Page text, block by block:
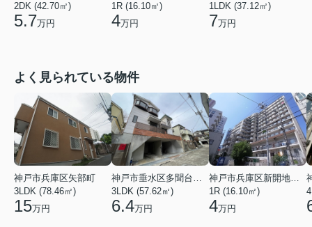
2DK (42.70㎡)
5.7万円
1R (16.10㎡)
4万円
1LDK (37.12㎡)
7万円
よく見られている物件
神戸市兵庫区矢部町
3LDK (78.46㎡)
15万円
神戸市垂水区多聞台２丁目
3LDK (57.62㎡)
6.4万円
神戸市兵庫区新開地１丁目
1R (16.10㎡)
4万円